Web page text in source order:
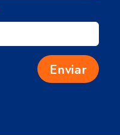
Enviar